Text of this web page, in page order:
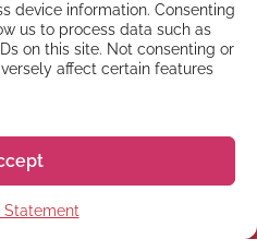
device information. Consenting
us to process data such as
on this site. Not consenting or
affect certain features
Statement
alla nostra